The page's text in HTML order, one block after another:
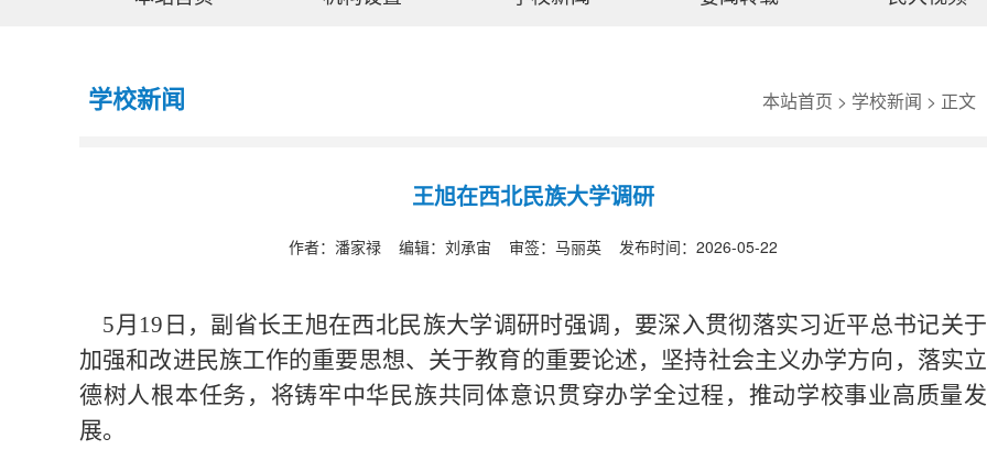
学校新闻 本站首页 > 学校新闻 > 正文
王旭在西北民族大学调研
作者：潘家禄 编辑：刘承宙 审签：马丽英 发布时间：2026-05-22
5月19日，副省长王旭在西北民族大学调研时强调，要深入贯彻落实习近平总书记关于
加强和改进民族工作的重要思想、关于教育的重要论述，坚持社会主义办学方向，落实立
德树人根本任务，将铸牢中华民族共同体意识贯穿办学全过程，推动学校事业高质量发
展。